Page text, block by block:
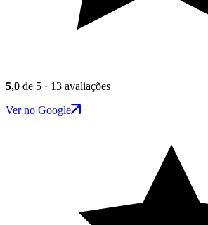
5,0 de 5 · 13 avaliações
Ver no Google